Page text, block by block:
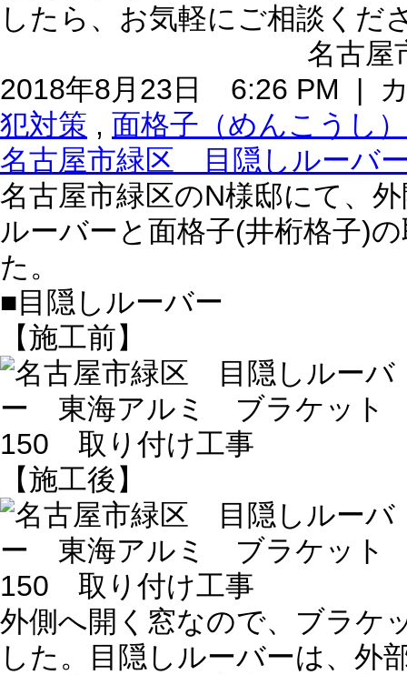
したら、お気軽にご相談くだ
名古
2018年8月23日 6:26 PM |
犯対策 , 面格子（めんこうし）
名古屋市緑区 目隠しルーバ
名古屋市緑区のN様邸にて、
ルーバーと面格子(井桁格子)
た。
■目隠しルーバー
【施工前】
【施工後】
外側へ開く窓なので、ブラケ
した。目隠しルーバーは、外